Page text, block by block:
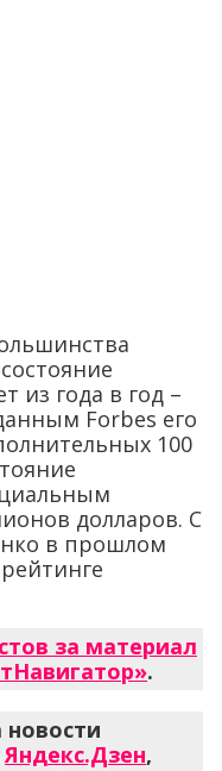
из года в год –
Forbes его
100
долларов. С
в прошлом
за материал
.
Яндекс.Дзен,